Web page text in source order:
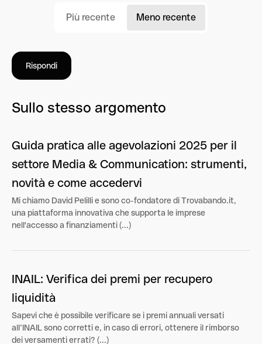
Più recente Meno recente
Rispondi
Sullo stesso argomento
Guida pratica alle agevolazioni 2025 per il
settore Media & Communication: strumenti,
novità e come accedervi
Mi chiamo David Pelilli e sono co-fondatore di Trovabando.it,
una piattaforma innovativa che supporta le imprese
nell'accesso a finanziamenti (...)
INAIL: Verifica dei premi per recupero
liquidità
Sapevi che è possibile verificare se i premi annuali versati
all’INAIL sono corretti e, in caso di errori, ottenere il rimborso
dei versamenti errati? (...)